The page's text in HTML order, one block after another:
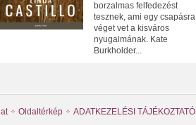
borzalmas felfedezést
tesznek, ami egy csapásra
véget vet a kisváros
nyugalmának. Kate
Burkholder...
Oldaltérkép ADATKEZELÉSI TÁJÉKOZTATÓ